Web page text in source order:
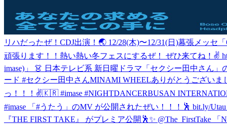
リハだったぜ！ CDJ出演！🌏 12/28(木)〜12/31(日)幕張メッセ
頑張ります！！熱い熱い冬フェスにするぜ！ ぜひ来てね！✌️
imase)」 👗 日本テレビ系 新日曜ドラマ「セクシー田中さん」
ード #セクシー田中さんMINAMI WHEELありがとうございま
っ！！！✌️🇰🇷 #imase #NIGHTDANCERBUSAN
#imase 「#うたう」のMV が公開されたぜい！！！🕺 bit.ly/
『THE FIRST TAKE』 がプレミア公開🕺✨ @The_FirstTake